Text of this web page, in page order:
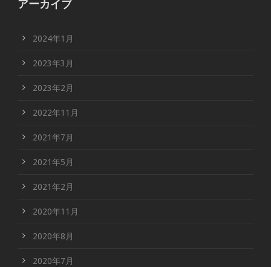
アーカイブ
2024年1月
2023年3月
2023年2月
2022年11月
2021年7月
2021年5月
2021年2月
2020年11月
2020年8月
2020年7月